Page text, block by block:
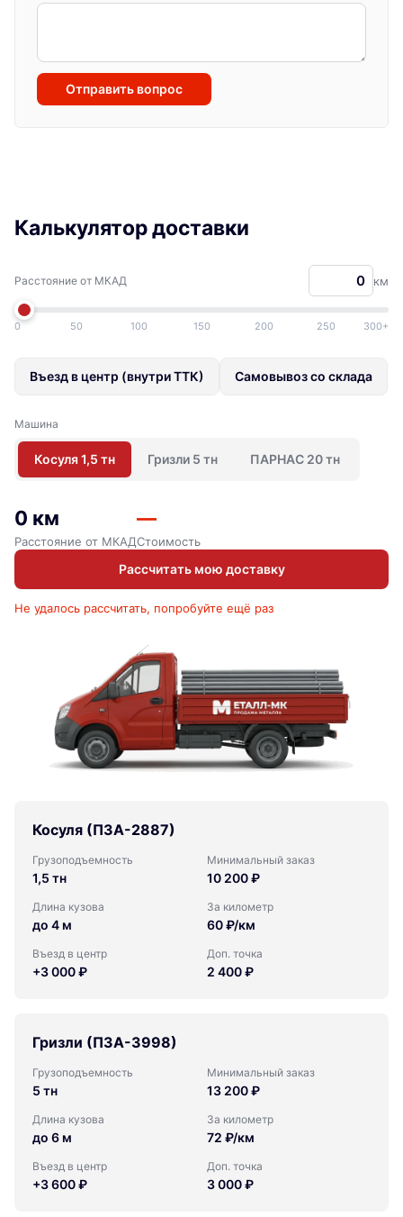
Отправить вопрос
Калькулятор доставки
Расстояние от МКАД км
0 50 100 150 200 250 300+
Въезд в центр (внутри ТТК) Самовывоз со склада
Машина
Косуля 1,5 тн Гризли 5 тн ПАРНАС 20 тн
0 км
Расстояние от МКАД
—
Стоимость
Рассчитать мою доставку
Не удалось рассчитать, попробуйте ещё раз
Косуля (ПЗА-2887)
Грузоподъемность
1,5 тн
Минимальный заказ
10 200 ₽
Длина кузова
до 4 м
За километр
60 ₽/км
Въезд в центр
+3 000 ₽
Доп. точка
2 400 ₽
Гризли (ПЗА-3998)
Грузоподъемность
5 тн
Минимальный заказ
13 200 ₽
Длина кузова
до 6 м
За километр
72 ₽/км
Въезд в центр
+3 600 ₽
Доп. точка
3 000 ₽